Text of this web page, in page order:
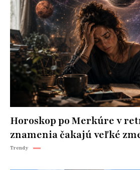
Horoskop po Merkúre v
znamenia čakajú veľké
Trendy